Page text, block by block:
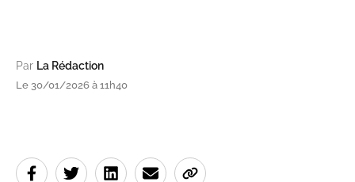
Par La Rédaction
Le 30/01/2026 à 11h40